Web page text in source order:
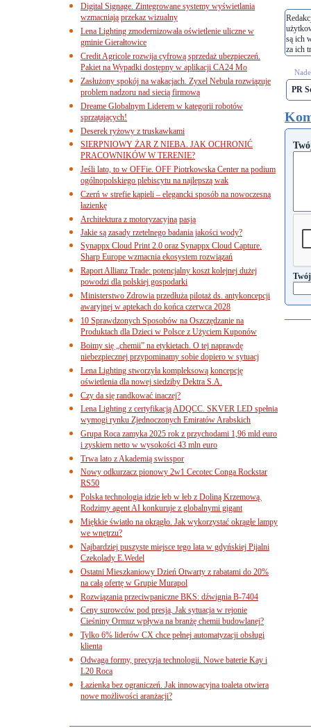
są ich
za ich
PR
Digital Signage. Zintegrowane systemy wyświetlania
wzmacniają przekaz wizualny
Lena Lighting zmodernizowała oświetlenie uliczne w
gminie Gierałtowice
Credit Agricole rozwija cyfrową sprzedaż ubezpieczeń.
Pakiet na Wypadki dostępny w aplikacji CA24 Mo
Zasłużony spokój na wakacjach. Zyxel Nebula rozwiązuje
problem nadzoru nad siecią firmową
Dreame Globalnym Liderem w kategorii robotów
sprzątających!
Deserek ryżowy z truskawkami
SIERPNIOWY ŻAR Z NIEBA. JAK OCHRONIĆ
PRACOWNIKÓW W TERENIE?
Jeśli lato, to w OFFie. OFF Piotrkowska Center na podium
ogólnopolskiego plebiscytu na najlepszą wak
Czerń w strefie kąpieli – elegancki sposób na nowoczesną
łazienkę
Architektura z motoryzacyjną pasją
Jakie są zasady rzetelnego badania jakości wody?
Synappx Cloud Print 2.0 oraz Synappx Cloud Capture.
Sharp Europe wzmacnia ekosystem rozwiązań
Raport Allianz Trade: potencjalny koszt kolejnej dużej
powodzi dla polskiej gospodarki
Ministerstwo Zdrowia przedłuża pilotaż ds. antykoncepcji
awaryjnej w aptekach do końca czerwca 2028
10 Sprawdzonych Sposobów na Oszczędzanie na
Produktach dla Dzieci w Polsce z Użyciem Kuponów
Boimy się „chemii” na etykietach. O tej naprawdę
niebezpiecznej przypominamy sobie dopiero w sytuacj
Lena Lighting stworzyła kompleksową koncepcję
oświetlenia dla nowej siedziby Dektra S.A.
Czy da się randkować inaczej?
Lena Lighting z certyfikacją ADQCC. SKVER LED spełnia
wymogi rynku Zjednoczonych Emiratów Arabskich
Grupa Roca zamyka 2025 rok z przychodami 1,96 mld euro
i zyskiem netto w wysokości 43 mln euro
Trwa lato z Akademią swisspor
Nowy odkurzacz pionowy 2w1 Cecotec Conga Rockstar
RS50
Polska technologia idzie łeb w łeb z Doliną Krzemową.
Rodzimy agent AI konkuruje z globalnymi gigant
Miękkie światło na okrągło. Jak wykorzystać okrągłe lampy
we wnętrzu?
Najbardziej puszyste miejsce tego lata w gdyńskiej Pijalni
Czekolady E.Wedel
Ostatni Mieszkaniowy Dzień Otwarty z rabatami do 20%
na całą ofertę w Grupie Murapol
Rozwiązania przeciwpaniczne BKS: dźwignia B-7404
Ceny surowców pod presją. Jak sytuacja w rejonie
Cieśniny Ormuz wpływa na branżę chemii budowlanej?
Tylko 6% liderów CX chce pełnej automatyzacji obsługi
klienta
Odwaga formy, precyzja technologii. Nowe baterie Kay i
L20 Roca
Łazienka bez ograniczeń. Jak innowacyjna toaleta otwiera
nowe możliwości aranżacji?